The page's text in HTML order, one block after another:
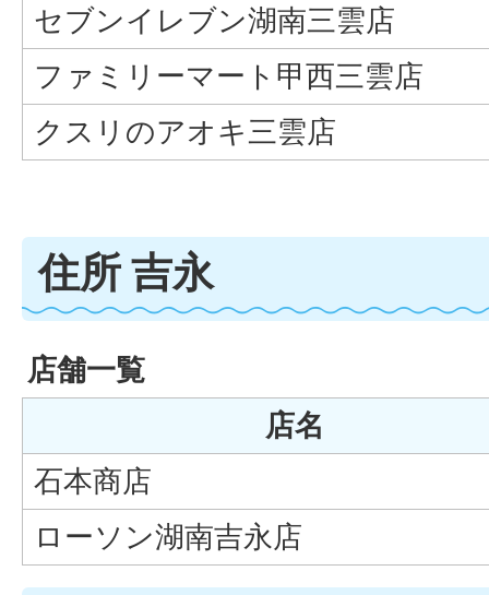
セブンイレブン湖南三雲店
ファミリーマート甲西三雲店
クスリのアオキ三雲店
住所 吉永
店舗一覧
店名
石本商店
ローソン湖南吉永店